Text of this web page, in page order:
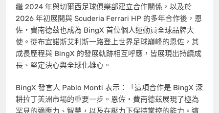
繼 2024 年與切爾西足球俱樂部建立合作關係，以及於
2026 年初展開與 Scuderia Ferrari HP 的多年合作後，恩
佐・費南德茲也成為 BingX 首位個人運動員全球品牌大
使。從布宜諾斯艾利斯一路登上世界足球巔峰的恩佐，其
成長歷程與 BingX 的發展軌跡相互呼應，皆展現出持續成
長、堅定決心與全球化雄心。
BingX 發言人 Pablo Monti 表示：「這項合作是 BingX 深
耕拉丁美洲市場的重要一步。恩佐・費南德茲展現了極為